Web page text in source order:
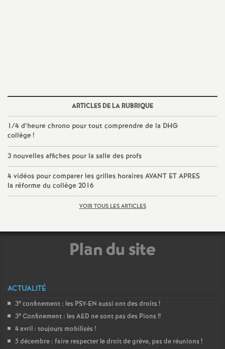
ARTICLES DE LA RUBRIQUE
1/4 d’heure chrono pour tout comprendre de la DHG
collège!
3 nouvelles affiches pour la salle des profs
4 vidéos pour comparer les grilles horaires AVANT ET APRES
la réforme du collège 2016
VOIR TOUS LES ARTICLES
Plan du site
ACTUALITÉ
3e confinement : les PSY-EN aussi ont des droits !
3e Confinement : les AED ne sont pas des Pions !!
4 avril : toujours mobilisés !
5 décembre : faire respecter le droit de grève, pas de réunions !